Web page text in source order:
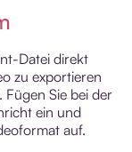
Datei direkt
zu exportieren
Sie bei der
ein und
auf.